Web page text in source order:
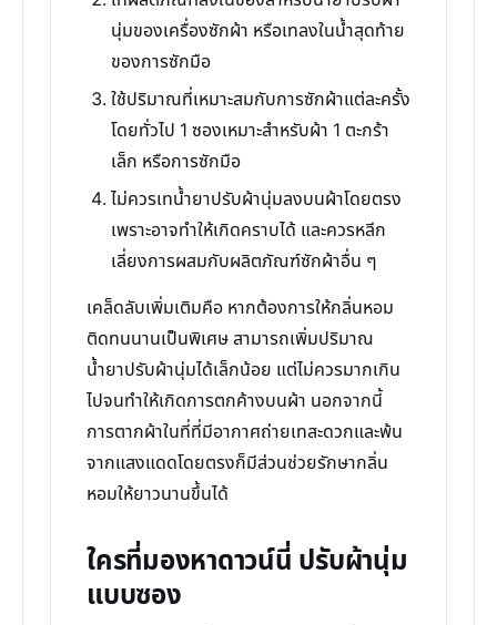
นุ่มของเครื่องซักผ้า หรือเทลงในน้ำสุดท้าย
ของการซักมือ
ใช้ปริมาณที่เหมาะสมกับการซักผ้าแต่ละครั้ง
โดยทั่วไป 1 ซองเหมาะสำหรับผ้า 1 ตะกร้า
เล็ก หรือการซักมือ
ไม่ควรเทน้ำยาปรับผ้านุ่มลงบนผ้าโดยตรง
เพราะอาจทำให้เกิดคราบได้ และควรหลีก
เลี่ยงการผสมกับผลิตภัณฑ์ซักผ้าอื่น ๆ
เคล็ดลับเพิ่มเติมคือ หากต้องการให้กลิ่นหอม
ติดทนนานเป็นพิเศษ สามารถเพิ่มปริมาณ
น้ำยาปรับผ้านุ่มได้เล็กน้อย แต่ไม่ควรมากเกิน
ไปจนทำให้เกิดการตกค้างบนผ้า นอกจากนี้
การตากผ้าในที่ที่มีอากาศถ่ายเทสะดวกและพ้น
จากแสงแดดโดยตรงก็มีส่วนช่วยรักษากลิ่น
หอมให้ยาวนานขึ้นได้
ใครที่มองหาดาวน์นี่ ปรับผ้านุ่ม
แบบซอง